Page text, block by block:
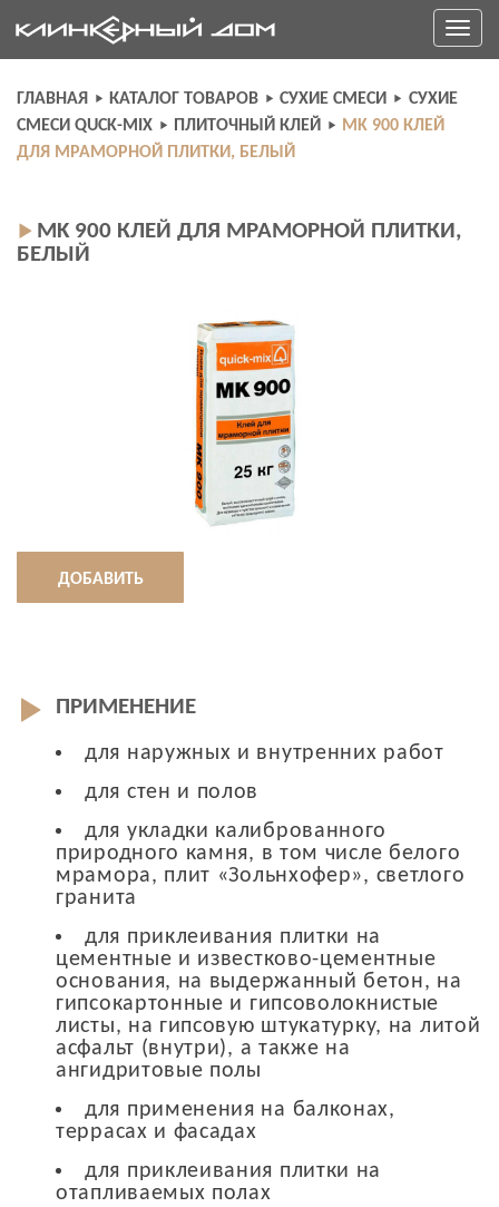
to
content
Toggle
ГЛАВНАЯ КАТАЛОГ ТОВАРОВ СУХИЕ СМЕСИ
СУХИЕ
СМЕСИ QUCK-MIX
ПЛИТОЧНЫЙ КЛЕЙ
MK 900 КЛЕЙ
ДЛЯ МРАМОРНОЙ ПЛИТКИ, БЕЛЫЙ
MK 900 КЛЕЙ ДЛЯ МРАМОРНОЙ ПЛИТКИ,
БЕЛЫЙ
ДОБАВИТЬ
ПРИМЕНЕНИЕ
для наружных и внутренних работ
для стен и полов
для укладки калиброванного
природного камня, в том числе белого
мрамора, плит «Зольнхофер», светлого
гранита
для приклеивания плитки на
цементные и известково-цементные
основания, на выдержанный бетон, на
гипсокартонные и гипсоволокнистые
листы, на гипсовую штукатурку, на литой
асфальт (внутри), а также на
ангидритовые полы
для применения на балконах,
террасах и фасадах
для приклеивания плитки на
отапливаемых полах